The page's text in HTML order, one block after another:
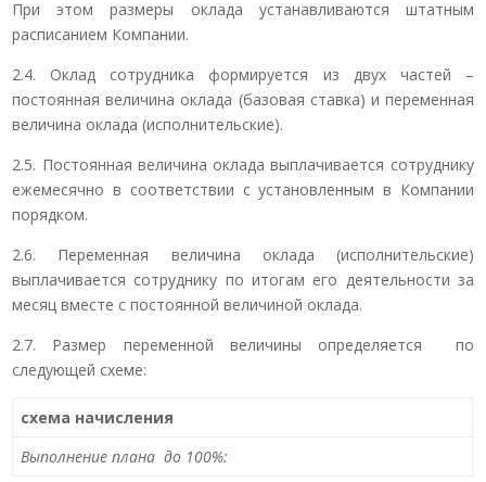
При этом размеры оклада устанавливаются штатным
расписанием Компании.
2.4. Оклад сотрудника формируется из двух частей –
постоянная величина оклада (базовая ставка) и переменная
величина оклада (исполнительские).
2.5. Постоянная величина оклада выплачивается сотруднику
ежемесячно в соответствии с установленным в Компании
порядком.
2.6. Переменная величина оклада (исполнительские)
выплачивается сотруднику по итогам его деятельности за
месяц вместе с постоянной величиной оклада.
2.7. Размер переменной величины определяется по
следующей схеме:
схема начисления
Выполнение плана до 100%: